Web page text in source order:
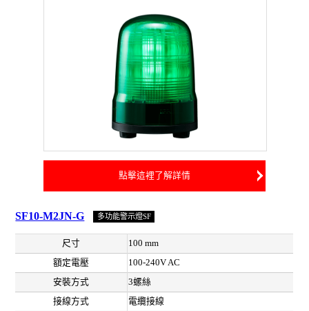
點擊這裡了解詳情
SF10-M2JN-G 多功能警示燈SF
尺寸
100 mm
額定電壓
100-240V AC
安裝方式
3螺絲
接線方式
電纜接線